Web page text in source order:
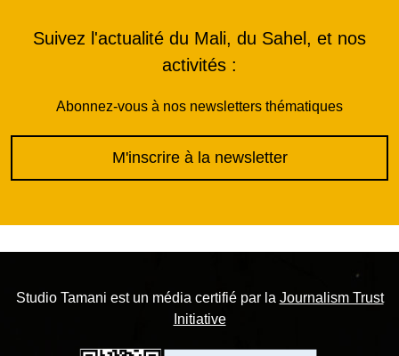
Suivez l'actualité du Mali, du Sahel, et nos
activités :
Abonnez-vous à nos newsletters thématiques
M'inscrire à la newsletter
Studio Tamani est un média certifié par la Journalism Trust
Initiative